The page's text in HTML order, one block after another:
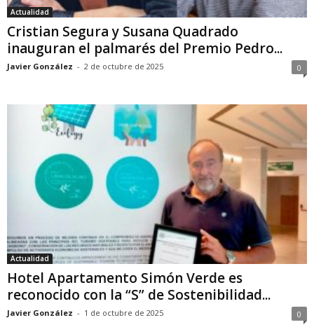
Actualidad
Cristian Segura y Susana Quadrado
inauguran el palmarés del Premio Pedro...
Javier González - 2 de octubre de 2025 0
Actualidad
Hotel Apartamento Simón Verde es
reconocido con la “S” de Sostenibilidad...
Javier González - 1 de octubre de 2025 0